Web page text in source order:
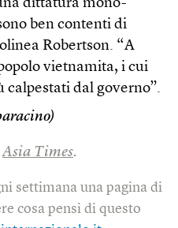
dittatura mono-
ben contenti di
Robertson. “A
vietnamita, i cui
dal governo”.
Asia Times.
settimana una pagina di
cosa pensi di questo